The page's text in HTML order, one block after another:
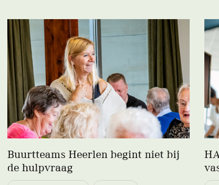
Buurtteams Heerlen begint niet bij
de hulpvraag